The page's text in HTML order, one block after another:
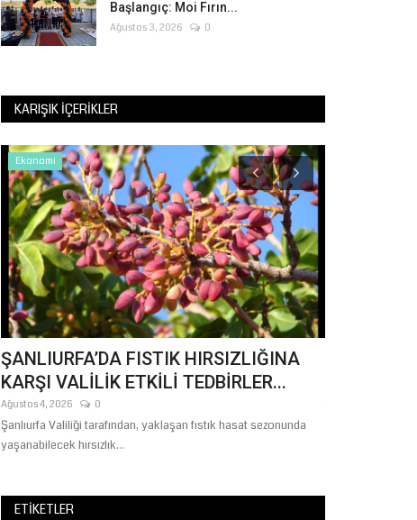
Başlangıç: Moi Fırın...
Ağustos 3, 2026 0
KARIŞIK İÇERIKLER
Ekonomi
ŞANLIURFA’DA FISTIK HIRSIZLIĞINA
KARŞI VALİLİK ETKİLİ TEDBİRLER...
Ağustos 4, 2026 0
Şanlıurfa Valiliği tarafından, yaklaşan fıstık hasat sezonunda
yaşanabilecek hırsızlık...
ETIKETLER